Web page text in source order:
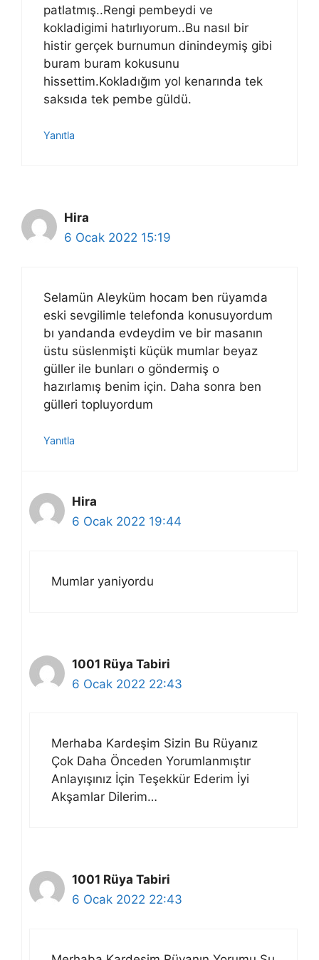
patlatmış..Rengi pembeydi ve
kokladigimi hatırlıyorum..Bu nasıl bir
histir gerçek burnumun dinindeymiş gibi
buram buram kokusunu
hissettim.Kokladığım yol kenarında tek
saksıda tek pembe güldü.
Yanıtla
Hira
6 Ocak 2022 15:19
Selamün Aleyküm hocam ben rüyamda
eski sevgilimle telefonda konusuyordum
bı yandanda evdeydim ve bir masanın
üstu süslenmişti küçük mumlar beyaz
güller ile bunları o göndermiş o
hazırlamış benim için. Daha sonra ben
gülleri topluyordum
Yanıtla
Hira
6 Ocak 2022 19:44
Mumlar yaniyordu
1001 Rüya Tabiri
6 Ocak 2022 22:43
Merhaba Kardeşim Sizin Bu Rüyanız
Çok Daha Önceden Yorumlanmıştır
Anlayışınız İçin Teşekkür Ederim İyi
Akşamlar Dilerim…
1001 Rüya Tabiri
6 Ocak 2022 22:43